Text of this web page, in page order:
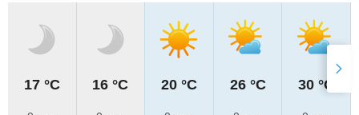
17 °C 16 °C 20 °C 26 °C 30 °C